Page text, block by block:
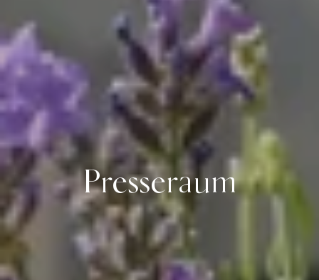
Presseraum